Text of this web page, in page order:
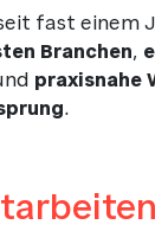
fast einem
Branchen,
praxisnahe
.